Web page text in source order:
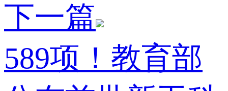
下一篇
589项！教育部